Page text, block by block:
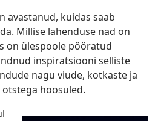
avastanud, kuidas saab
Millise lahenduse nad on
on ülespoole pööratud
inspiratsiooni selliste
nagu viude, kotkaste ja
hoosuled.